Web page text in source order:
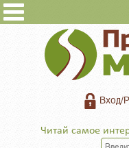
Вход/
Читай самое